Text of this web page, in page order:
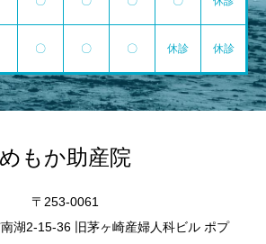
〇 〇 〇 休診 休診
めもか助産院
〒253-0061
湖2-15-36 旧茅ヶ崎産婦人科ビル ポプ